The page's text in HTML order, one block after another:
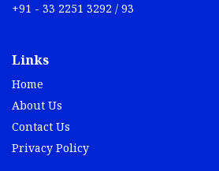
+91 - 33 2251 3292 / 93
Links
Home
About Us
Contact Us
Privacy Policy